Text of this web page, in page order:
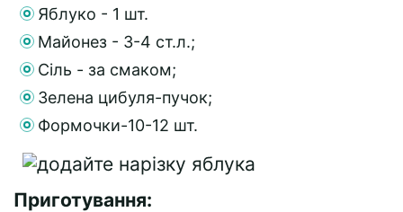
Яблуко - 1 шт.
Майонез - 3-4 ст.л.;
Сіль - за смаком;
Зелена цибуля-пучок;
Формочки-10-12 шт.
Приготування: